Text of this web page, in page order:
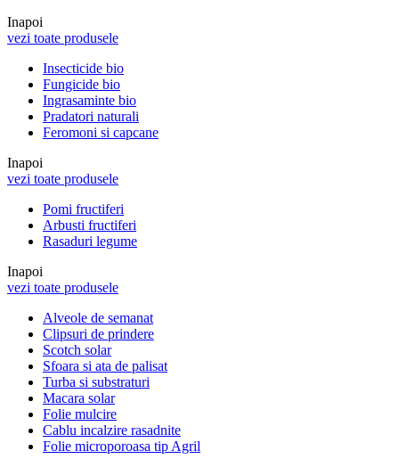
Inapoi
vezi toate produsele
Insecticide bio
Fungicide bio
Ingrasaminte bio
Pradatori naturali
Feromoni si capcane
Inapoi
vezi toate produsele
Pomi fructiferi
Arbusti fructiferi
Rasaduri legume
Inapoi
vezi toate produsele
Alveole de semanat
Clipsuri de prindere
Scotch solar
Sfoara si ata de palisat
Turba si substraturi
Macara solar
Folie mulcire
Cablu incalzire rasadnite
Folie microporoasa tip Agril